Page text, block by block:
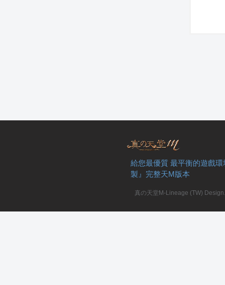
給您最優質 最平衡的遊戲
製』完整天M版本
真の天堂M-Lineage (TW)